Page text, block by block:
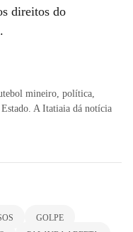
direitos do
mineiro, política,
A Itatiaia dá notícia
GOLPE